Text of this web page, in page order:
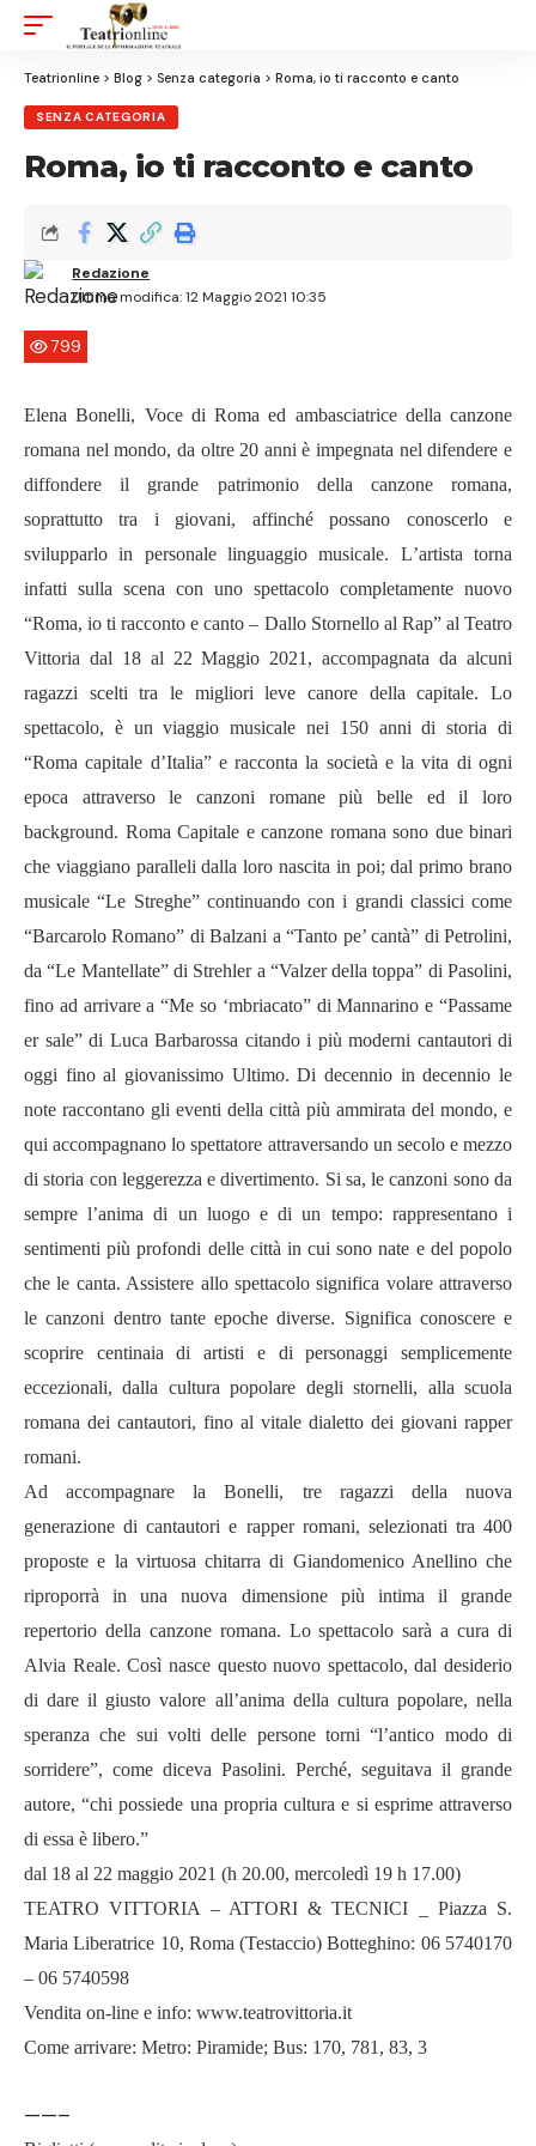
Teatrionline > Blog > Senza categoria > Roma, io ti racconto e canto
SENZA CATEGORIA
Roma, io ti racconto e canto
Ultima modifica: 12 Maggio 2021 10:35
Redazione
799
Elena Bonelli, Voce di Roma ed ambasciatrice della canzone
romana nel mondo, da oltre 20 anni è impegnata nel difendere e
diffondere il grande patrimonio della canzone romana,
soprattutto tra i giovani, affinchépossano conoscerlo e
svilupparlo in personale linguaggio musicale. L’artista torna
infatti sulla scena con uno spettacolo completamente nuovo
“Roma, io ti racconto e canto – Dallo Stornello al Rap” al Teatro
Vittoria dal 18 al 22 Maggio 2021, accompagnata da alcuni
ragazzi scelti tra le migliori leve canore della capitale. Lo
spettacolo, è un viaggio musicale nei 150 anni di storia di
“Roma capitale d’Italia” e racconta la società e la vita di ogni
epoca attraverso le canzoni romane più belle ed il loro
background. Roma Capitale e canzone romana sono due binari
che viaggiano paralleli dalla loro nascita in poi; dal primo brano
musicale“Le Streghe” continuando con i grandi classici come
“Barcarolo Romano” di Balzani a“Tanto pe’cantà” di Petrolini,
da“Le Mantellate” di Strehler a “Valzer della toppa” di Pasolini,
fino ad arrivare a“Me so ‘mbriacato” di Mannarino e“Passame
er sale” di Luca Barbarossa citando i più moderni cantautori di
oggi fino al giovanissimo Ultimo. Di decennio in decennio le
note raccontano gli eventi della città più ammirata del mondo, e
qui accompagnano lo spettatore attraversando un secolo e mezzo
di storia con leggerezza e divertimento. Si sa, le canzoni sono da
sempre l’anima di un luogo e di un tempo: rappresentano i
sentimenti più profondi delle città in cui sono nate e del popolo
che le canta. Assistere allo spettacolo significa volare attraverso
le canzoni dentro tante epoche diverse. Significa conoscere e
scoprire centinaia di artisti e di personaggi semplicemente
eccezionali, dalla cultura popolare degli stornelli, alla scuola
romana dei cantautori, fino al vitale dialetto dei giovani rapper
romani.
Ad accompagnare la Bonelli, tre ragazzi della nuova
generazione di cantautori e rapper romani, selezionati tra 400
proposte e la virtuosa chitarra di Giandomenico Anellino che
riproporràin una nuova dimensione più intima il grande
repertorio della canzone romana. Lo spettacolo saràa cura di
Alvia Reale. Così nasce questo nuovo spettacolo, dal desiderio
di dare il giusto valore all’anima della cultura popolare, nella
speranza che sui volti delle persone torni“l’antico modo di
sorridere”, come diceva Pasolini. Perché, seguitava il grande
autore,“chi possiede una propria cultura e si esprime attraverso
di essa è libero.”
dal 18 al 22 maggio 2021 (h 20.00, mercoledì 19 h 17.00)
TEATRO VITTORIA – ATTORI & TECNICI _ Piazza S.
Maria Liberatrice 10, Roma (Testaccio) Botteghino: 06 5740170
– 06 5740598
Vendita on-line e info: www.teatrovittoria.it
Come arrivare: Metro: Piramide; Bus: 170, 781, 83, 3
——–